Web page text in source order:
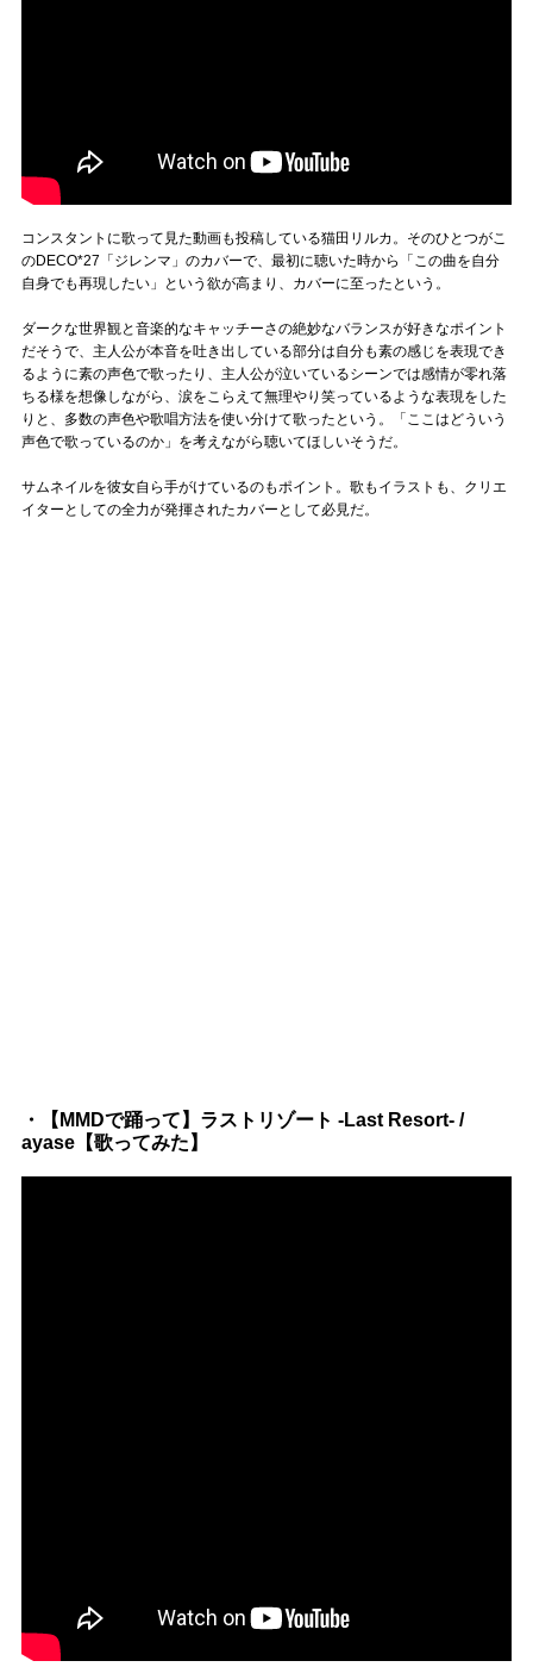
コンスタントに歌って見た動画も投稿している猫田リルカ。そのひとつがこ
のDECO*27「ジレンマ」のカバーで、最初に聴いた時から「この曲を自分
自身でも再現したい」という欲が高まり、カバーに至ったという。
ダークな世界観と音楽的なキャッチーさの絶妙なバランスが好きなポイント
だそうで、主人公が本音を吐き出している部分は自分も素の感じを表現でき
るように素の声色で歌ったり、主人公が泣いているシーンでは感情が零れ落
ちる様を想像しながら、涙をこらえて無理やり笑っているような表現をした
りと、多数の声色や歌唱方法を使い分けて歌ったという。「ここはどういう
声色で歌っているのか」を考えながら聴いてほしいそうだ。
サムネイルを彼女自ら手がけているのもポイント。歌もイラストも、クリエ
イターとしての全力が発揮されたカバーとして必見だ。
・【MMDで踊って】ラストリゾート -Last Resort- /
ayase【歌ってみた】